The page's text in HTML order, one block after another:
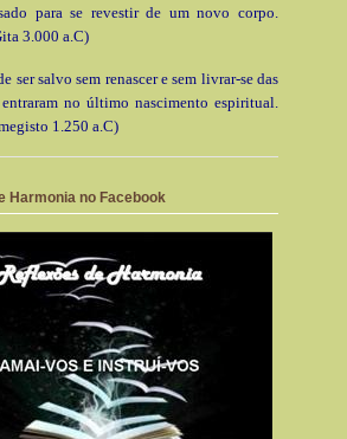
para se revestir de um novo corpo.
3.000 a.C)
ser salvo sem renascer e sem livrar-se das
no último nascimento espiritual.
1.250 a.C)
Harmonia no Facebook